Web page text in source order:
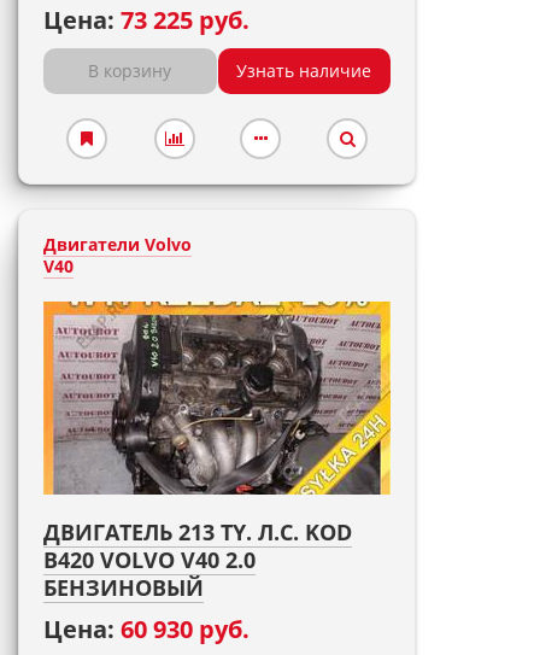
Цена: 73 225 руб.
В корзину Узнать наличие
Двигатели Volvo
V40
ДВИГАТЕЛЬ 213 TY. Л.С. KOD
B420 VOLVO V40 2.0
БЕНЗИНОВЫЙ
Цена: 60 930 руб.